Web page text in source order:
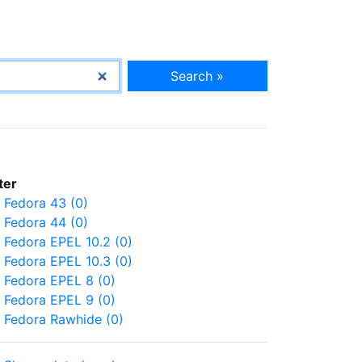
Search »
Fedora 43 (0)
Fedora 44 (0)
Fedora EPEL 10.2 (0)
Fedora EPEL 10.3 (0)
Fedora EPEL 8 (0)
Fedora EPEL 9 (0)
Fedora Rawhide (0)